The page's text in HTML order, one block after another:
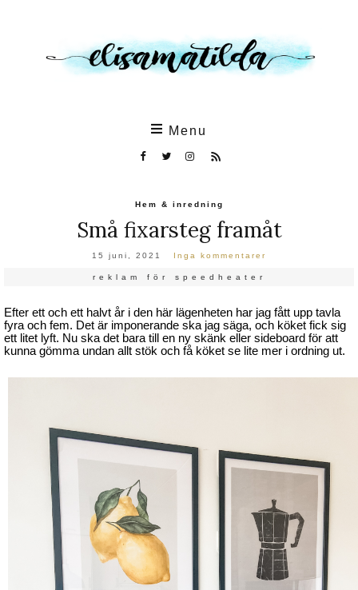
Menu
Hem & inredning
Små fixarsteg framåt
15 juni, 2021 Inga kommentarer
reklam för speedheater
Efter ett och ett halvt år i den här lägenheten har jag fått upp tavla
fyra och fem. Det är imponerande ska jag säga, och köket fick sig
ett litet lyft. Nu ska det bara till en ny skänk eller sideboard för att
kunna gömma undan allt stök och få köket se lite mer i ordning ut.